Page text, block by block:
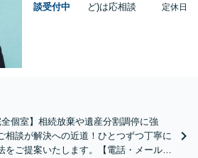
談受付中
ど)は応相談
定休日
全個室】相続放棄や遺産分割調停に強
相談が解決への近道！ひとつずつ丁寧に
をご提案いたします。【電話・メール相